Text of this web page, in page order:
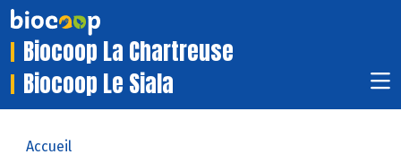
Biocoop La Chartreuse
Biocoop Le Siala
Accueil